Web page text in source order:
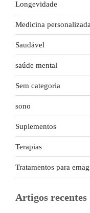
Longevidade
Medicina personalizada
Saudável
saúde mental
Sem categoria
sono
Suplementos
Terapias
Tratamentos para
Artigos recentes